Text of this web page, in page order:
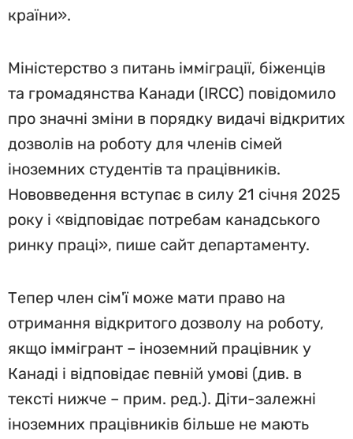
країни».
Міністерство з питань імміграції, біженців
та громадянства Канади (IRCC) повідомило
про значні зміни в порядку видачі відкритих
дозволів на роботу для членів сімей
іноземних студентів та працівників.
Нововведення вступає в силу 21 січня 2025
року і «відповідає потребам канадського
ринку праці», пише сайт департаменту.
Тепер член сім'ї може мати право на
отримання відкритого дозволу на роботу,
якщо іммігрант – іноземний працівник у
Канаді і відповідає певній умові (див. в
тексті нижче – прим. ред.). Діти-залежні
іноземних працівників більше не мають